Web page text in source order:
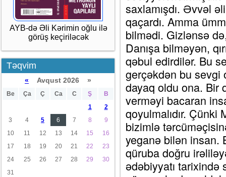
AYB-də Əli Kərimin oğlu ilə
görüş keçiriləcək
Təqvim
« Avqust 2026 »
Be Ça Ç Ca C Ş
B
1
2
3
4 5 6 7 8
9
10
11 12 13 14 15
16
17
18 19 20 21 22
23
24
25 26 27 28 29
30
31
saxlamışdı. Əvvəl
qaçardı. Amma
bilmədi. Gizlənsə
Danışa bilməyən,
qəbul edirdilər. Bu
gerçəkdən bu sevgi
dayaq oldu ona. Bir
verməyi bacaran
qoyulmalıdır.
bizimlə
yeganə bilən insan.
qüruba doğru
ədəbiyyatı